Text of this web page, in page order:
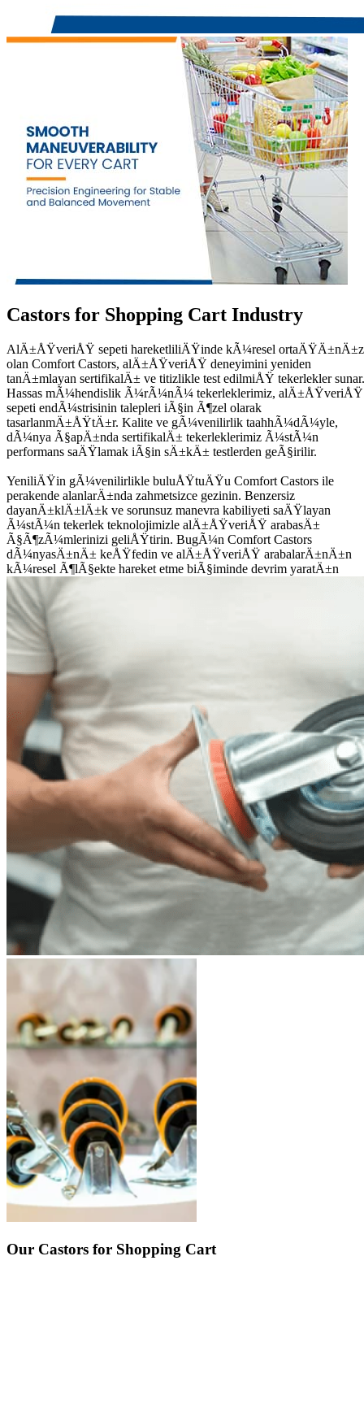
Castors for Shopping Cart Industry
AlÄ±ÅŸveriÅŸ sepeti hareketliliÄŸinde kÃ¼resel ortaÄŸÄ±nÄ±z
olan Comfort Castors, alÄ±ÅŸveriÅŸ deneyimini yeniden
tanÄ±mlayan sertifikalÄ± ve titizlikle test edilmiÅŸ tekerlekler sunar.
Hassas mÃ¼hendislik Ã¼rÃ¼nÃ¼ tekerleklerimiz, alÄ±ÅŸveriÅŸ
sepeti endÃ¼strisinin talepleri iÃ§in Ã¶zel olarak
tasarlanmÄ±ÅŸtÄ±r. Kalite ve gÃ¼venilirlik taahhÃ¼dÃ¼yle,
dÃ¼nya Ã§apÄ±nda sertifikalÄ± tekerleklerimiz Ã¼stÃ¼n
performans saÄŸlamak iÃ§in sÄ±kÄ± testlerden geÃ§irilir.
YeniliÄŸin gÃ¼venilirlikle buluÅŸtuÄŸu Comfort Castors ile
perakende alanlarÄ±nda zahmetsizce gezinin. Benzersiz
dayanÄ±klÄ±lÄ±k ve sorunsuz manevra kabiliyeti saÄŸlayan
Ã¼stÃ¼n tekerlek teknolojimizle alÄ±ÅŸveriÅŸ arabasÄ±
Ã§Ã¶zÃ¼mlerinizi geliÅŸtirin. BugÃ¼n Comfort Castors
dÃ¼nyasÄ±nÄ± keÅŸfedin ve alÄ±ÅŸveriÅŸ arabalarÄ±nÄ±n
kÃ¼resel Ã¶lÃ§ekte hareket etme biÃ§iminde devrim yaratÄ±n
Our Castors for Shopping Cart